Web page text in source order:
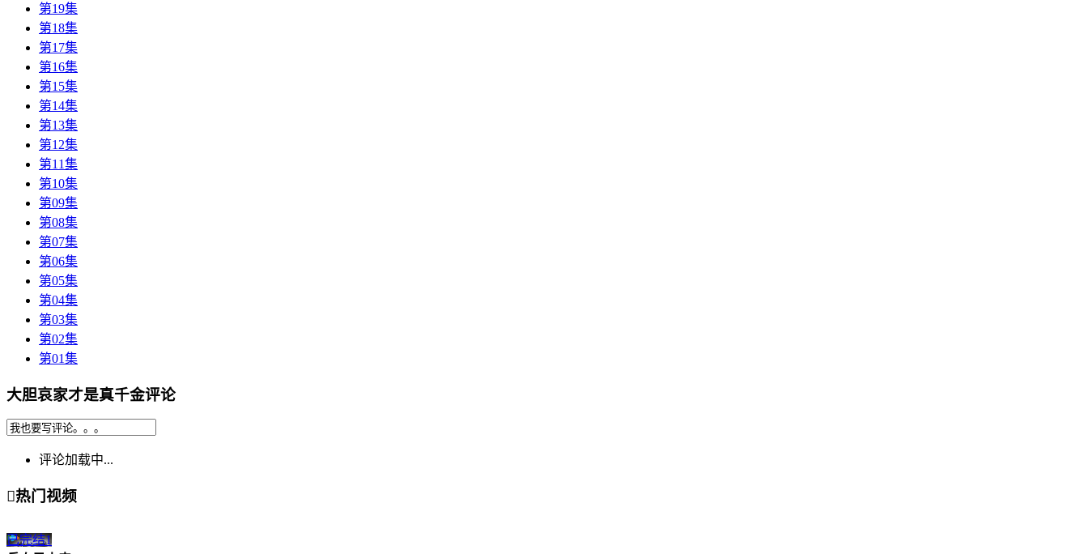
第19集
第18集
第17集
第16集
第15集
第14集
第13集
第12集
第11集
第10集
第09集
第08集
第07集
第06集
第05集
第04集
第03集
第02集
第01集
大胆哀家才是真千金评论
评论加载中...
热门视频
已完结1